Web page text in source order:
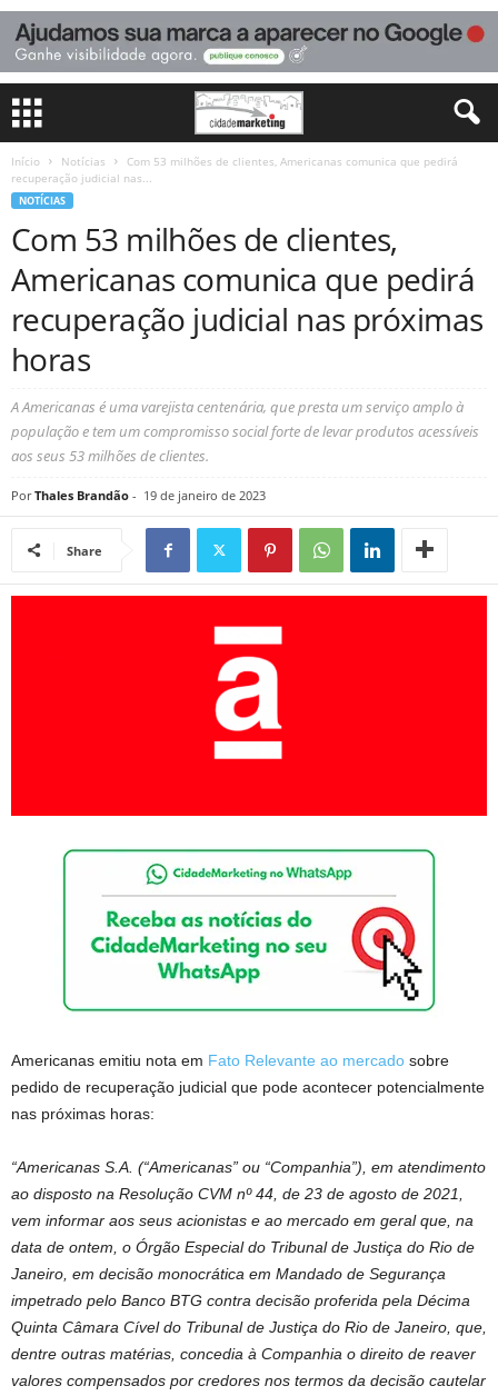
Início Notícias
Com 53 milhões de clientes, Americanas comunica que pedirá
recuperação judicial nas...
NOTÍCIAS
Com 53 milhões de clientes,
Americanas comunica que pedirá
recuperação judicial nas próximas
horas
A Americanas é uma varejista centenária, que presta um serviço amplo à
população e tem um compromisso social forte de levar produtos acessíveis
aos seus 53 milhões de clientes.
Por Thales Brandão - 19 de janeiro de 2023
Share
Americanas emitiu nota em Fato Relevante ao mercado sobre
pedido de recuperação judicial que pode acontecer potencialmente
nas próximas horas:
“Americanas S.A. (“Americanas” ou “Companhia”), em atendimento
ao disposto na Resolução CVM nº 44, de 23 de agosto de 2021,
vem informar aos seus acionistas e ao mercado em geral que, na
data de ontem, o Órgão Especial do Tribunal de Justiça do Rio de
Janeiro, em decisão monocrática em Mandado de Segurança
impetrado pelo Banco BTG contra decisão proferida pela Décima
Quinta Câmara Cível do Tribunal de Justiça do Rio de Janeiro, que,
dentre outras matérias, concedia à Companhia o direito de reaver
valores compensados por credores nos termos da decisão cautelar